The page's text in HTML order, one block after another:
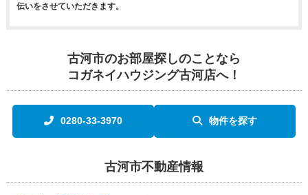
伝いをさせていただきます。
古河市のお部屋探しのことなら
コガネイハウジング古河店へ！
0280-33-3970 物件を探す
古河市不動産情報